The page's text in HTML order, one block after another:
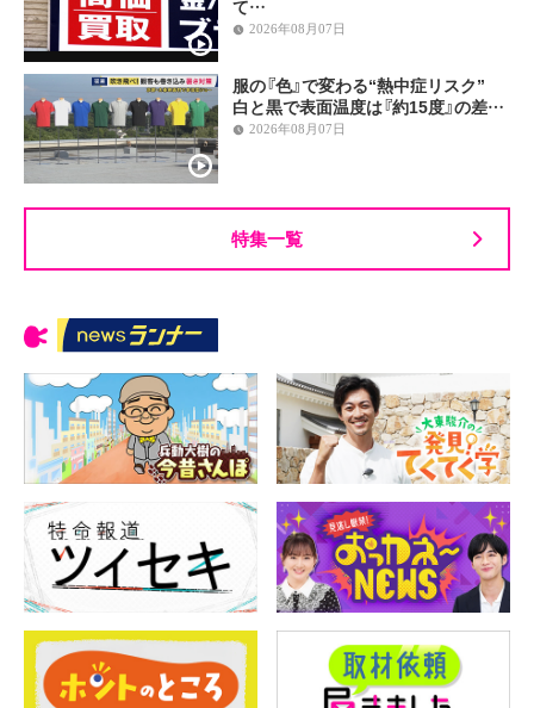
て…
2026年08月07日
服の『色』で変わる“熱中症リスク”
白と黒で表面温度は『約15度』の差…
2026年08月07日
特集一覧